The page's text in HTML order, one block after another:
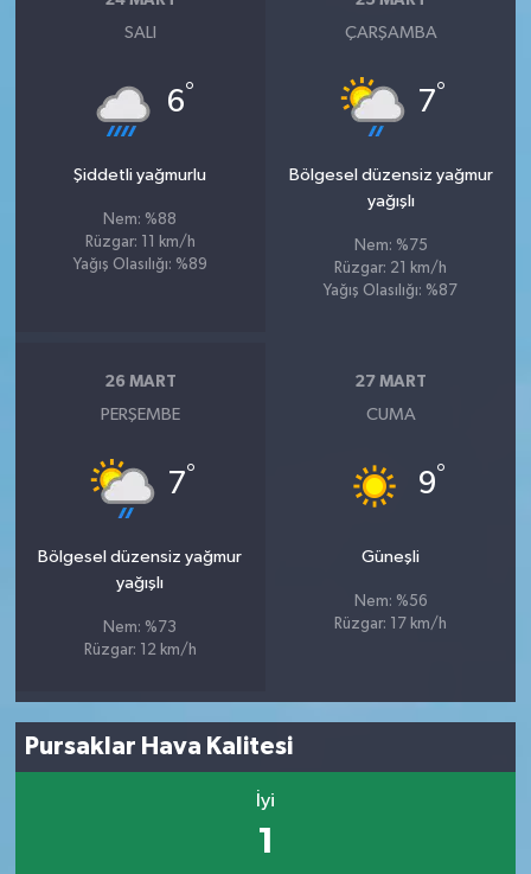
SALI
6°
Şiddetli yağmurlu
Nem: %88
Rüzgar: 11 km/h
Yağış Olasılığı: %89
ÇARŞAMBA
7°
Bölgesel düzensiz yağmur
yağışlı
Nem: %75
Rüzgar: 21 km/h
Yağış Olasılığı: %87
26 MART
PERŞEMBE
7°
Bölgesel düzensiz yağmur
yağışlı
Nem: %73
Rüzgar: 12 km/h
27 MART
CUMA
9°
Güneşli
Nem: %56
Rüzgar: 17 km/h
Pursaklar Hava Kalitesi
İyi
1